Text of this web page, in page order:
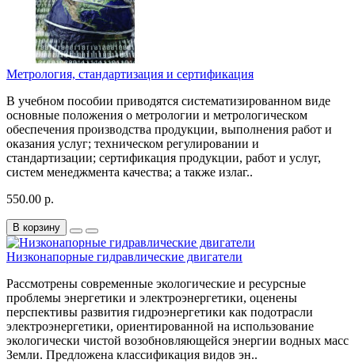
Метрология, стандартизация и сертификация
В учебном пособии приводятся систематизированном виде
основные положения о метрологии и метрологическом
обеспечения производства продукции, выполнения работ и
оказания услуг; техническом регулировании и
стандартизации; сертификация продукции, работ и услуг,
систем менеджмента качества; а также излаг..
550.00 р.
В корзину
Низконапорные гидравлические двигатели
Рассмотрены современные экологические и ресурсные
проблемы энергетики и электроэнергетики, оценены
перспективы развития гидроэнергетики как подотрасли
электроэнергетики, ориентированной на использование
экологически чистой возобновляющейся энергии водных масс
Земли. Предложена классификация видов эн..